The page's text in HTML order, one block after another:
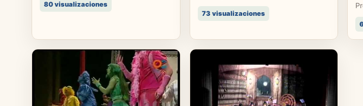
80 visualizaciones
73 visualizaciones